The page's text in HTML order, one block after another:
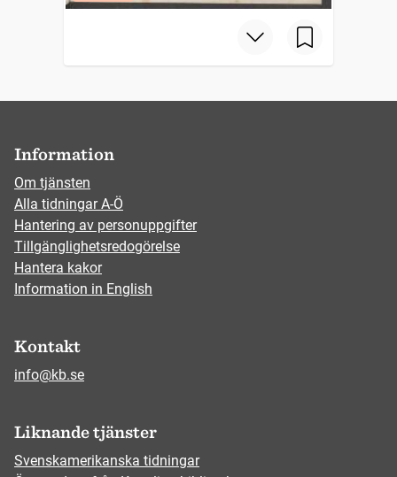
Information
Om tjänsten
Alla tidningar A-Ö
Hantering av personuppgifter
Tillgänglighetsredogörelse
Hantera kakor
Information in English
Kontakt
info@kb.se
Liknande tjänster
Svenskamerikanska tidningar